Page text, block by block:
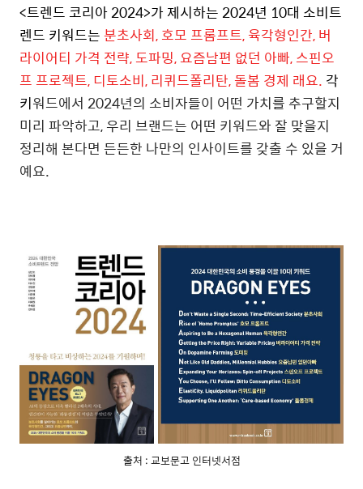
<트렌드 코리아 2024>가 제시하는 2024년 10대 소비트
렌드 키워드는분초사회, 호모 프롬프트, 육각형인간, 버
라이어티 가격 전략, 도파밍, 요즘남편 없던 아빠, 스핀오
프 프로젝트, 디토소비, 리퀴드폴리탄, 돌봄 경제 래요. 각
키워드에서 2024년의 소비자들이 어떤 가치를 추구할지
미리 파악하고, 우리 브랜드는 어떤 키워드와 잘 맞을지
정리해 본다면 든든한 나만의 인사이트를 갖출 수 있을 거
예요.
출처 : 교보문고 인터넷서점